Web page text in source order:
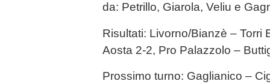
da: Petrillo, Giarola, Veliu e
Risultati: Livorno/Bianzè – Torri
Aosta 2-2, Pro Palazzolo –
Prossimo turno: Gaglianico –